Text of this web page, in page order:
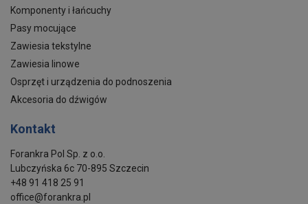
Komponenty i łańcuchy
Pasy mocujące
Zawiesia tekstylne
Zawiesia linowe
Osprzęt i urządzenia do podnoszenia
Akcesoria do dźwigów
Kontakt
Forankra Pol Sp. z o.o.
Lubczyńska 6c 70-895 Szczecin
+48 91 418 25 91
office@forankra.pl